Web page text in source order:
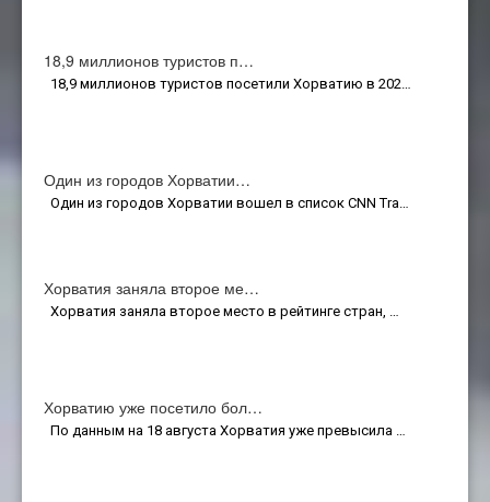
18,9 миллионов туристов п…
18,9 миллионов туристов посетили Хорватию в 202…
Один из городов Хорватии…
Один из городов Хорватии вошел в список CNN Tra…
Хорватия заняла второе ме…
Хорватия заняла второе место в рейтинге стран, …
Хорватию уже посетило бол…
По данным на 18 августа Хорватия уже превысила …